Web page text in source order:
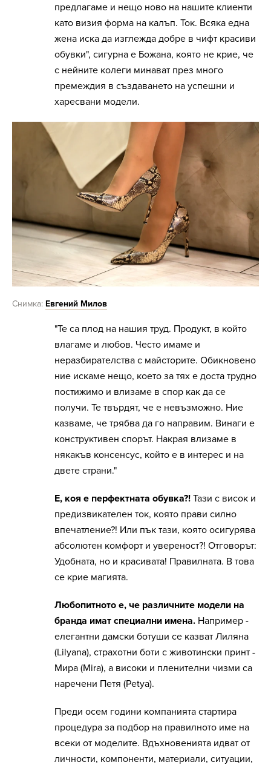
предлагаме и нещо ново на нашите клиенти
като визия форма на калъп. Ток. Всяка една
жена иска да изглежда добре в чифт красиви
обувки", сигурна е Божана, която не крие, че
с нейните колеги минават през много
премеждия в създаването на успешни и
харесвани модели.
Снимка: Евгений Милов
"Те са плод на нашия труд. Продукт, в който
влагаме и любов. Често имаме и
неразбирателства с майсторите. Обикновено
ние искаме нещо, което за тях е доста трудно
постижимо и влизаме в спор как да се
получи. Те твърдят, че е невъзможно. Ние
казваме, че трябва да го направим. Винаги е
конструктивен спорът. Накрая влизаме в
някакъв консенсус, който е в интерес и на
двете страни."
Е, коя е перфектната обувка?! Тази с висок и
предизвикателен ток, която прави силно
впечатление?! Или пък тази, която осигурява
абсолютен комфорт и увереност?! Отговорът:
Удобната, но и красивата! Правилната. В това
се крие магията.
Любопитното е, че различните модели на
бранда имат специални имена. Например -
елегантни дамски ботуши се казват Лиляна
(Lilyana), страхотни боти с животински принт -
Мира (Mira), а високи и пленителни чизми са
наречени Петя (Petya).
Преди осем години компанията стартира
процедура за подбор на правилното име на
всеки от моделите. Вдъхновенията идват от
личности, компоненти, материали, ситуации,